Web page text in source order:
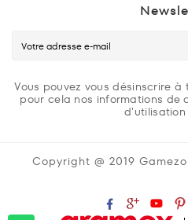
Vous pouvez vous désinscrire à
pour cela nos informations de
d'utilisation
Copyright @ 2019